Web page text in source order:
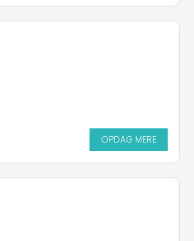
OPDAG MERE